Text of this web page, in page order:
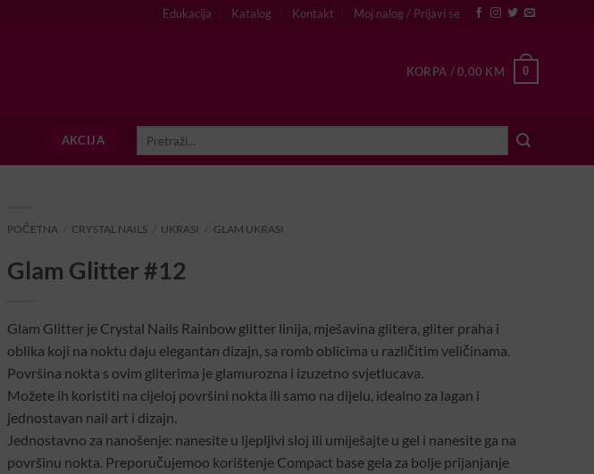
Edukacija Katalog Kontakt Moj nalog / Prijavi se
KORPA /0,00 KM 0
AKCIJA
POČETNA CRYSTAL NAILS UKRASI GLAM UKRASI
Glam Glitter #12
Glam Glitter je Crystal Nails Rainbow glitter linija, mješavina glitera, gliter praha i
oblika koji na noktu daju elegantan dizajn, sa romb oblicima u različitim veličinama.
Površina nokta s ovim gliterima je glamurozna i izuzetno svjetlucava.
Možete ih koristiti na cijeloj površini nokta ili samo na dijelu, idealno za lagan i
jednostavan nail art i dizajn.
Jednostavno za nanošenje: nanesite u ljepljivi sloj ili umiješajte u gel i nanesite ga na
površinu nokta. Preporučujemoo korištenje Compact base gela za bolje prijanjanje